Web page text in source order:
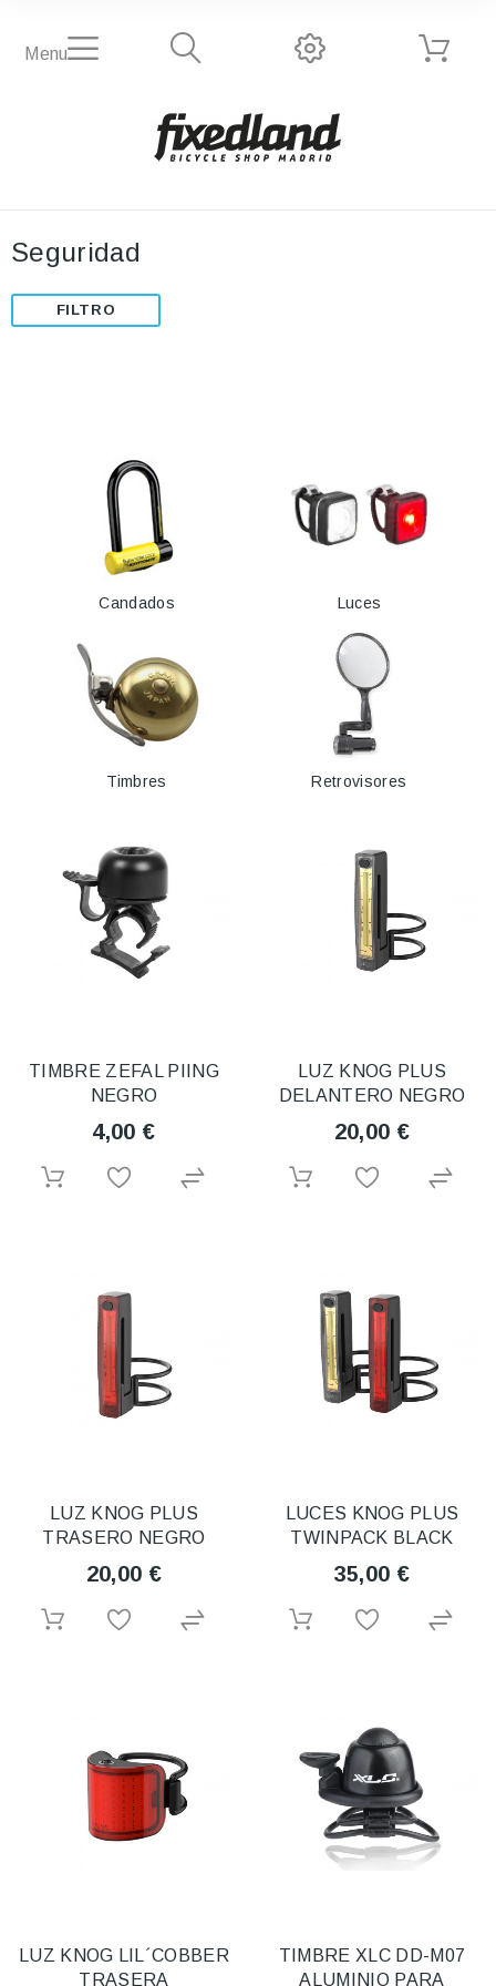
Menu
Seguridad
Candados Luces
Timbres Retrovisores
TIMBRE ZEFAL PIING
NEGRO
4,00 €
LUZ KNOG PLUS
DELANTERO NEGRO
20,00 €
LUZ KNOG PLUS
TRASERO NEGRO
20,00 €
LUCES KNOG PLUS
TWINPACK BLACK
35,00 €
LUZ KNOG LIL´COBBER
TRASERA
TIMBRE XLC DD-M07
ALUMINIO PARA
FILTRO